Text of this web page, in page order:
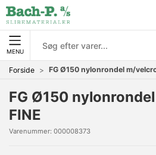
MENU
Forside FG Ø150 nylonrondel m/
FG Ø150
FINE
Varenummer: 000008373